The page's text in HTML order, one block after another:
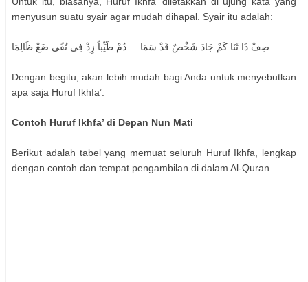
menyusun suatu syair agar mudah dihapal. Syair itu adalah:
صِفْ ذَا ثَنَا كَمْ جَادَ شَخْصٌ قَدْ سَمَا ... دُمْ طَيِّباً زِدْ فِي تُقًى ضَعْ ظَالِمَا
Dengan begitu, akan lebih mudah bagi Anda untuk menyebutkan
apa saja Huruf Ikhfa’.
Contoh Huruf Ikhfa’ di Depan Nun Mati
Berikut adalah tabel yang memuat seluruh Huruf Ikhfa, lengkap
dengan contoh dan tempat pengambilan di dalam Al-Quran.